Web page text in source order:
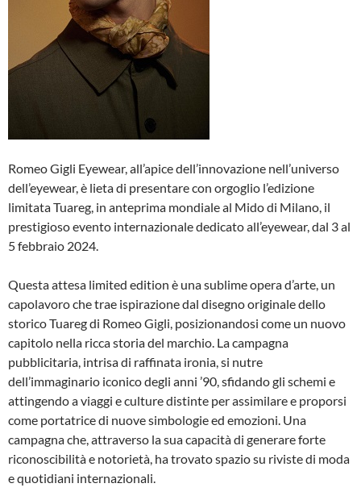
Romeo Gigli Eyewear, all’apice dell’innovazione nell’universo
dell’eyewear, è lieta di presentare con orgoglio l’edizione
limitata Tuareg, in anteprima mondiale al Mido di Milano, il
prestigioso evento internazionale dedicato all’eyewear, dal 3 al
5 febbraio 2024.
Questa attesa limited edition è una sublime opera d’arte, un
capolavoro che trae ispirazione dal disegno originale dello
storico Tuareg di Romeo Gigli, posizionandosi come un nuovo
capitolo nella ricca storia del marchio. La campagna
pubblicitaria, intrisa di raffinata ironia, si nutre
dell’immaginario iconico degli anni ’90, sfidando gli schemi e
attingendo a viaggi e culture distinte per assimilare e proporsi
come portatrice di nuove simbologie ed emozioni. Una
campagna che, attraverso la sua capacità di generare forte
riconoscibilità e notorietà, ha trovato spazio su riviste di moda
e quotidiani internazionali.